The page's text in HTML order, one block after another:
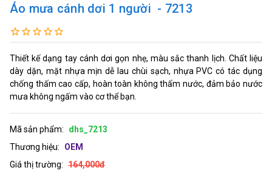
Áo mưa cánh dơi 1 người - 7213
Thiết kế dạng tay cánh dơi gọn nhẹ, màu sắc thanh lịch. Chất liệu
dày dặn, mặt nhựa mịn dễ lau chùi sạch, nhựa PVC có tác dụng
chống thấm cao cấp, hoàn toàn không thấm nước, đảm bảo nước
mưa không ngấm vào cơ thể bạn.
Mã sản phẩm:
dhs_7213
Thương hiệu:
OEM
Giá thị trường: 164,000đ